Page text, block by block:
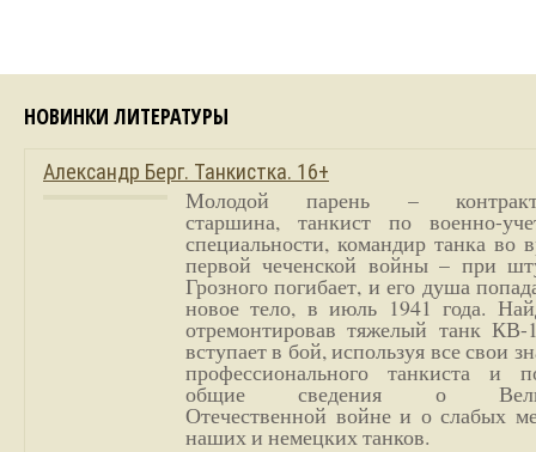
НОВИНКИ ЛИТЕРАТУРЫ
Александр Берг. Танкистка. 16+
Молодой парень –
старшина, танкист по военно-
специальности, командир танка во
первой чеченской войны – при
Грозного погибает, и его душа
новое тело, в июль 1941 года.
отремонтировав тяжелый танк
вступает в бой, используя все свои
профессионального танкиста и
общие сведения о
Отечественной войне и о слабых
наших и немецких танков.